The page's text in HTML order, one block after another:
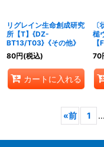
リグレイン生命創成研究
所【T】{DZ-
BT13/T03}《その他》
80円(税込)
カートに入れる
槌
エ
70
«前 1 ...